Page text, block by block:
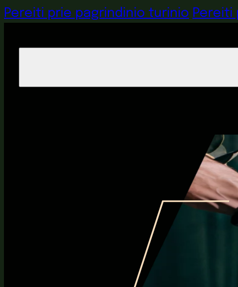
Pereiti prie pagrindinio turinio Pereiti